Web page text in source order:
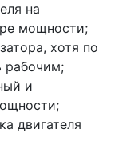
на
мощности;
хотя по
рабочим;
и
двигателя